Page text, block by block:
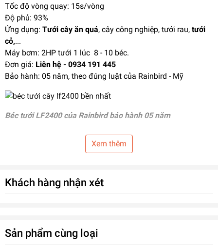
Tốc độ vòng quay: 15s/vòng
Độ phủ: 93%
Ứng dụng: Tưới cây ăn quả, cây công nghiệp, tưới rau, tưới
cỏ,...
Máy bơm: 2HP tưới 1 lúc 8 - 10 béc.
Đơn giá: Liên hệ - 0934 191 445
Bảo hành: 05 năm, theo đúng luật của Rainbird - Mỹ
Béc tưới LF2400 của Rainbird bảo hành 05 năm
Một loạt các béc phun với họng phun lớn và góc phun đa
dạng từ 15, 24 độ tạo nên sự linh hoạt khi tưới. Sự linh hoạt
Xem thêm
Khách hàng nhận xét
Sản phẩm cùng loại